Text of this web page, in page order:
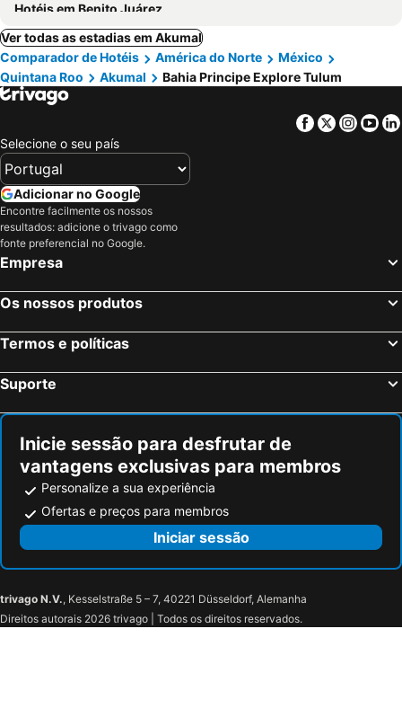
Hotéis em Benito Juárez
Ver todas as estadias em Akumal
Comparador de Hotéis
América do Norte
México
Quintana Roo
Akumal Bahia Principe Explore Tulum
Facebook
Twitter
Selecione o seu país
Adicionar no Google
Encontre facilmente os nossos
resultados: adicione o trivago como
fonte preferencial no Google.
Empresa
Os nossos produtos
Termos e políticas
Suporte
Inicie sessão para desfrutar de
vantagens exclusivas para membros
Personalize a sua experiência
Ofertas e preços para membros
Iniciar sessão
trivago N.V., Kesselstraße 5 – 7, 40221 Düsseldorf, Alemanha
Direitos autorais 2026 trivago | Todos os direitos reservados.